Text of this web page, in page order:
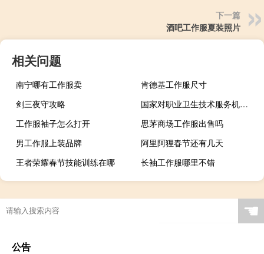
下一篇
酒吧工作服夏装照片
相关问题
南宁哪有工作服卖
肯德基工作服尺寸
剑三夜守攻略
国家对职业卫生技术服务机构实行什么制度
工作服袖子怎么打开
思茅商场工作服出售吗
男工作服上装品牌
阿里阿狸春节还有几天
王者荣耀春节技能训练在哪
长袖工作服哪里不错
☚
公告